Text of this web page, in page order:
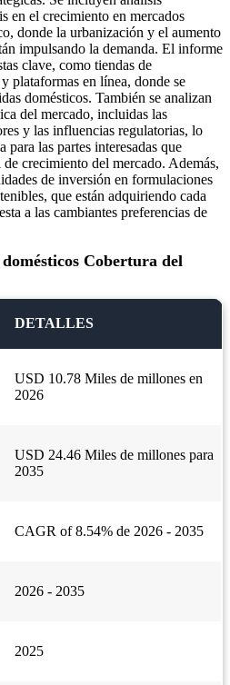
en el crecimiento en mercados
donde la urbanización y el aumento
impulsando la demanda. El informe
clave, como tiendas de
plataformas en línea, donde se
domésticos. También se analizan
del mercado, incluidas las
y las influencias regulatorias, lo
las partes interesadas que
crecimiento del mercado. Además,
de inversión en formulaciones
que están adquiriendo cada
a las cambiantes preferencias de
Cobertura del
DETALLES
USD 10.78 Miles de millones en
2026
USD 24.46 Miles de millones para
2035
CAGR of 8.54% de 2026 - 2035
2026 - 2035
2025